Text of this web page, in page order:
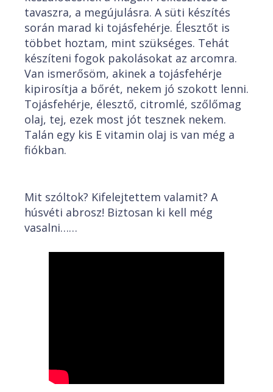
tavaszra, a megújulásra. A süti készítés
során marad ki tojásfehérje. Élesztőt is
többet hoztam, mint szükséges. Tehát
készíteni fogok pakolásokat az arcomra.
Van ismerősöm, akinek a tojásfehérje
kipirosítja a bőrét, nekem jó szokott lenni.
Tojásfehérje, élesztő, citromlé, szőlőmag
olaj, tej, ezek most jót tesznek nekem.
Talán egy kis E vitamin olaj is van még a
fiókban.
Mit szóltok? Kifelejtettem valamit? A
húsvéti abrosz! Biztosan ki kell még
vasalni……